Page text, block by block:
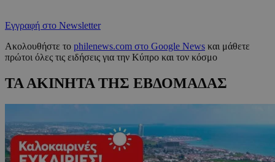
Εγγραφή στο Newsletter
Ακολουθήστε το philenews.com στο Google News και μάθετε
πρώτοι όλες τις ειδήσεις για την Κύπρο και τον κόσμο
ΤΑ ΑΚΙΝΗΤΑ ΤΗΣ ΕΒΔΟΜΑΔΑΣ